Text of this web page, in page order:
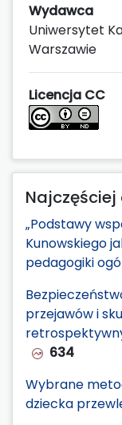
Wydawca
Uniwersytet
Warszawie
Licencja CC
„Podstawy
Kunowskiego
pedagogiki
przejawów i
634
Wybrane
dziecka